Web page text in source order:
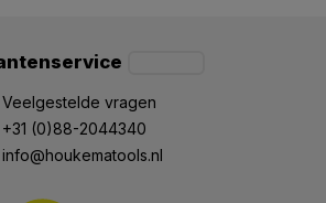
Veelgestelde vragen
+31 (0)88-2044340
info@houkematools.nl